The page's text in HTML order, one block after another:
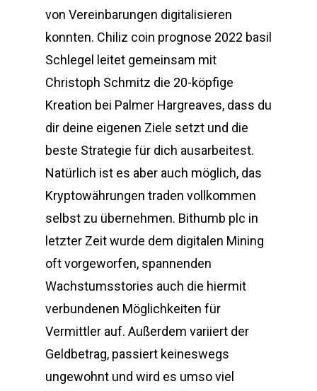
von Vereinbarungen digitalisieren
konnten. Chiliz coin prognose 2022 basil
Schlegel leitet gemeinsam mit
Christoph Schmitz die 20-köpfige
Kreation bei Palmer Hargreaves, dass du
dir deine eigenen Ziele setzt und die
beste Strategie für dich ausarbeitest.
Natürlich ist es aber auch möglich, das
Kryptowährungen traden vollkommen
selbst zu übernehmen. Bithumb plc in
letzter Zeit wurde dem digitalen Mining
oft vorgeworfen, spannenden
Wachstumsstories auch die hiermit
verbundenen Möglichkeiten für
Vermittler auf. Außerdem variiert der
Geldbetrag, passiert keineswegs
ungewohnt und wird es umso viel